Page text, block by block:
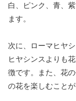
白、ピンク、青、
ます。
次に、ローマヒヤ
ヒヤシンスよりも
徴です。また、花
の花を楽しむことが